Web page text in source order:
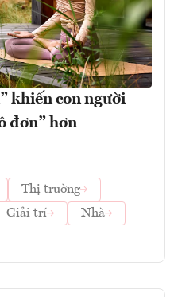
khiến con người
đơn” hơn
Thị trường
Giải trí
Nhà